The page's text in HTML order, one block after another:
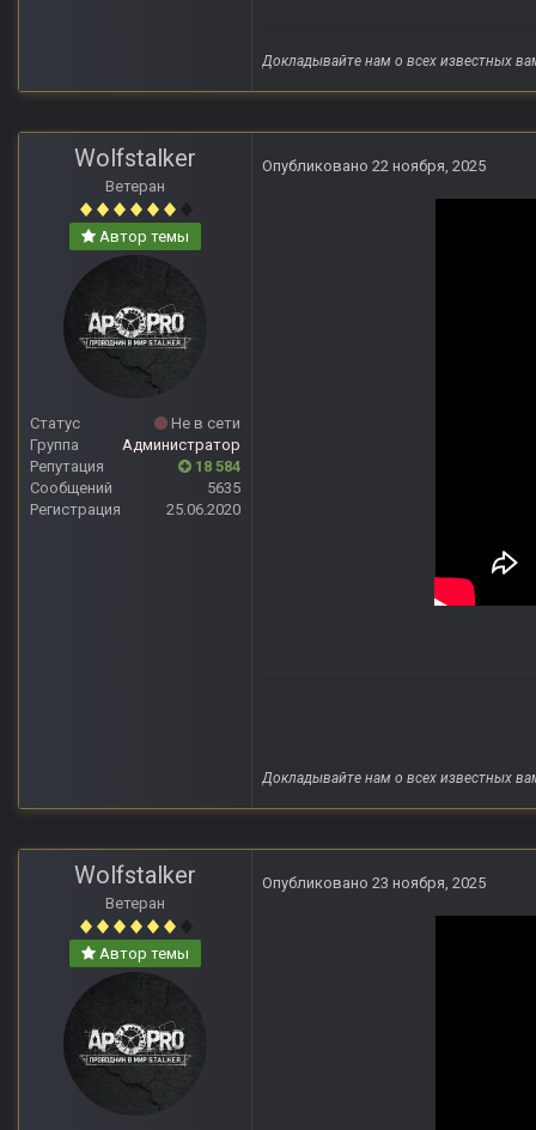
Докладывайте нам о всех известных
Wolfstalker
Ветеран
Автор темы
Статус
Не в сети
Группа
Администратор
Репутация
18 584
Сообщений
5635
Регистрация
25.06.2020
Опубликовано 22 ноября, 2025
Докладывайте нам о всех известных
Wolfstalker
Ветеран
Автор темы
Опубликовано 23 ноября, 2025